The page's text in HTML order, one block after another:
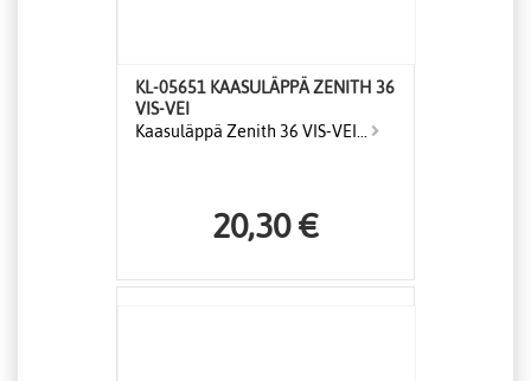
KL-05651 KAASULÄPPÄ ZENITH 36
VIS-VEI
Kaasuläppä Zenith 36 VIS-VEI...
20,30 €